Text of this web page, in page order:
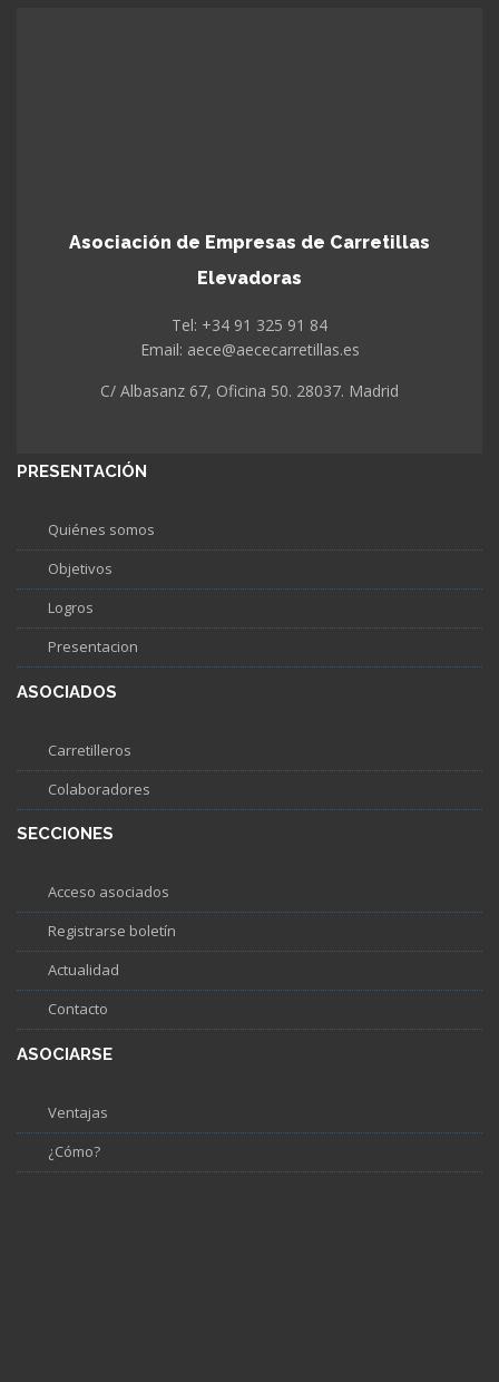
Asociación de Empresas de Carretillas
Elevadoras
Tel: +34 91 325 91 84
Email: aece@aececarretillas.es
C/ Albasanz 67, Oficina 50. 28037. Madrid
PRESENTACIÓN
Quiénes somos
Objetivos
Logros
Presentacion
ASOCIADOS
Carretilleros
Colaboradores
SECCIONES
Acceso asociados
Registrarse boletín
Actualidad
Contacto
ASOCIARSE
Ventajas
¿Cómo?